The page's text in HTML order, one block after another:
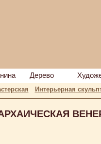
Дерево
Интерьерная